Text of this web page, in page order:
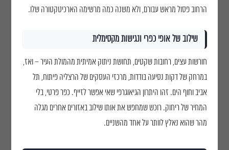
053-3524653
הרחוב פסול מראש עבורם, ולא משנה כמה מרשימה הארכיטקטורה שלו.
שילוב של אופי כפרי ונגישות מקסימלית
חורשות עצים, רחובות שקטים, תחושת ניתוק אמיתית מהמולת העיר – ואז,
במרחק של דקות נסיעה בודדות, מרכזי העסקים של הרצליה פיתוח, תל
אביב וחוף הים. זהו היתרון הגיאוגרפי שאי אפשר לזייף. כפר פרטי, בלי
המחיר של ריחוק. רוכש שמחפש את אותו שילוב באזורים אחרים מגלה
מהר שהוא נאלץ לוותר על אחד מהשניים.